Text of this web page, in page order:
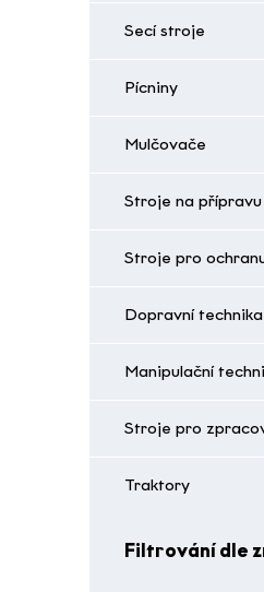
Secí stroje
Pícniny
Mulčovače
Stroje na
Stroje pro
Dopravní technika
Manipulační
Stroje pro
Traktory
Filtrování dle